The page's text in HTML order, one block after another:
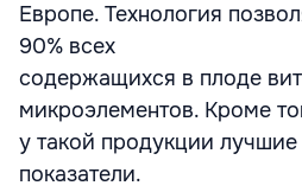
Европе. Технология
90% всех
содержащихся в плоде
микроэлементов. Кроме
у такой продукции лучшие
показатели.